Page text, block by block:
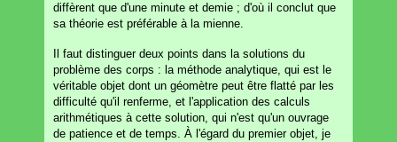
diffèrent que d'une minute et demie ; d'où il conclut que
sa théorie est préférable à la mienne.
Il faut distinguer deux points dans la solutions du
problème des corps : la méthode analytique, qui est le
véritable objet dont un géomètre peut être flatté par les
difficulté qu'il renferme, et l'application des calculs
arithmétiques à cette solution, qui n'est qu'un ouvrage
de patience et de temps. À l'égard du premier objet, je